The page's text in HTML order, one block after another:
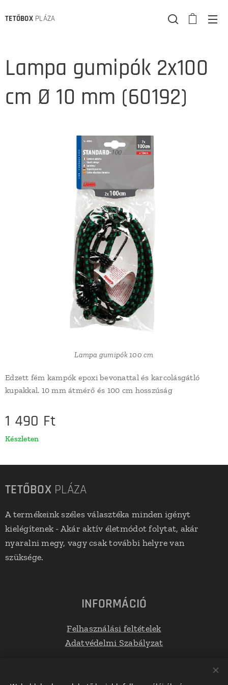
TETŐBOXPLÁZA
Lampa gumipók 2x100
cm Ø 10 mm (60192)
Lampa gumipók 100 cm
Edzett fém kampók epoxi bevonattal és karcolásgátló
kupakkal. 10 mm átmérő és 100 cm hosszúság
1 490 Ft
Készleten
TETŐBOX PLÁZA
A termékeink széles választéka minden igényt
kielégítenek - Akár aktív életmódot folytat, akár
nyaralni megy, vagy csak további helyre van
szüksége.
INFORMÁCIÓ
Felhasználási feltételek
Adatvédelmi Szabályzat